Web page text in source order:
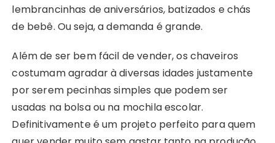
lembrancinhas de aniversários, batizados e chás
de bebê. Ou seja, a demanda é grande.
Além de ser bem fácil de vender, os chaveiros
costumam agradar à diversas idades justamente
por serem pecinhas simples que podem ser
usadas na bolsa ou na mochila escolar.
Definitivamente é um projeto perfeito para quem